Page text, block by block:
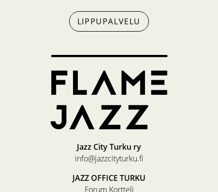
LIPPUPALVELU
Jazz City Turku ry
info@jazzcityturku.fi
JAZZ OFFICE TURKU
Forum Kortteli